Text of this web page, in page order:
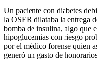
Un paciente con diabetes
la OSER dilataba la entrega
bomba de insulina, algo que
hipoglucemias con riesgo
por el médico forense quien
generó un gasto de